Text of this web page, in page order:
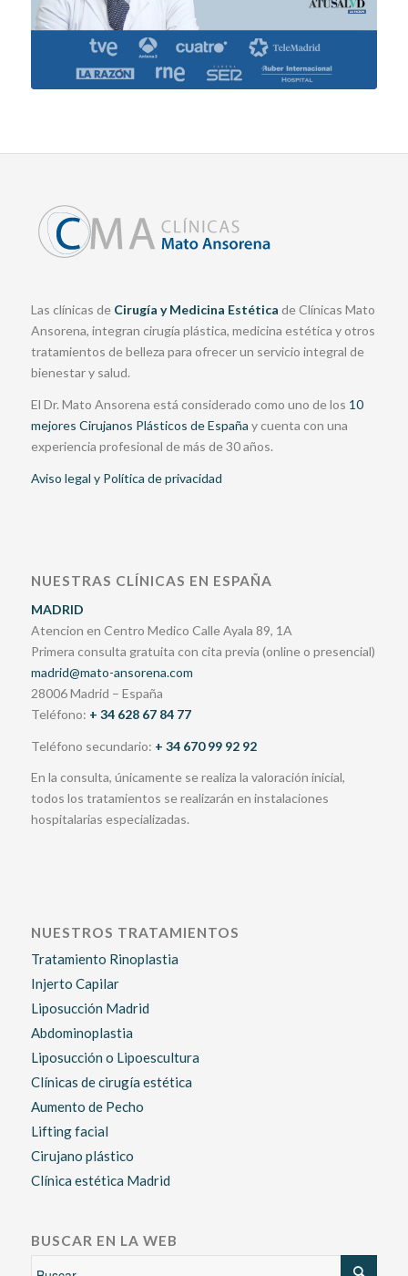
Las clínicas de Cirugía y Medicina Estética de Clínicas Mato
Ansorena, integran cirugía plástica, medicina estética y otros
tratamientos de belleza para ofrecer un servicio integral de
bienestar y salud.
El Dr. Mato Ansorena está considerado como uno de los 10
mejores Cirujanos Plásticos de España y cuenta con una
experiencia profesional de más de 30 años.
Aviso legal y Política de privacidad
NUESTRAS CLÍNICAS EN ESPAÑA
MADRID
Atencion en Centro Medico Calle Ayala 89, 1A
Primera consulta gratuita con cita previa (online o presencial)
madrid@mato-ansorena.com
28006 Madrid – España
Teléfono: + 34 628 67 84 77
Teléfono secundario: + 34 670 99 92 92
En la consulta, únicamente se realiza la valoración inicial,
todos los tratamientos se realizarán en instalaciones
hospitalarias especializadas.
NUESTROS TRATAMIENTOS
Tratamiento Rinoplastia
Injerto Capilar
Liposucción Madrid
Abdominoplastia
Liposucción o Lipoescultura
Clínicas de cirugía estética
Aumento de Pecho
Lifting facial
Cirujano plástico
Clínica estética Madrid
BUSCAR EN LA WEB